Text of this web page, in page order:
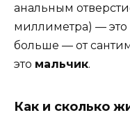
анальным
миллиметра) — это
больше — от
это мальчик.
Как и сколько